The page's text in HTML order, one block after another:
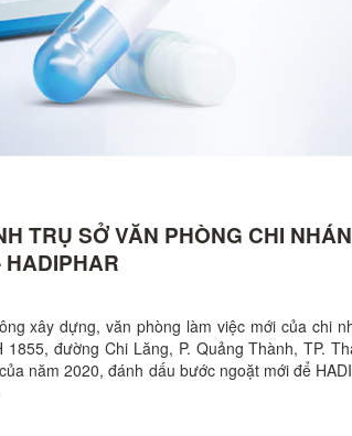
TRỤ SỞ VĂN PHÒNG CHI
xây dựng, văn phòng làm việc mới của chi
1855, đường Chi Lăng, P. Quảng Thành, TP.
năm 2020, đánh dấu bước ngoặt mới để